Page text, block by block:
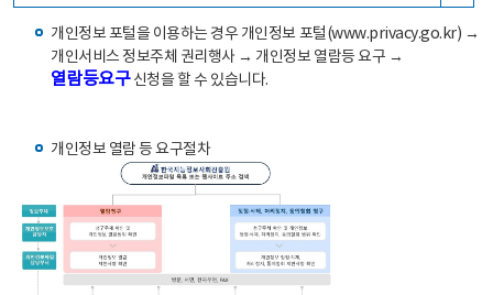
개인정보 포털을 이용하는 경우 개인정보 포털(www.privacy.go.kr) →
개인서비스 정보주체 권리행사 → 개인정보 열람등 요구 →
열람등요구신청을 할 수 있습니다.
개인정보 열람 등 요구절차